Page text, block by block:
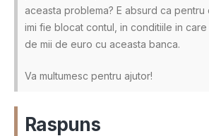
aceasta problema? E absurd ca pentru
imi fie blocat contul, in conditiile in care
de mii de euro cu aceasta banca.
Va multumesc pentru ajutor!
Raspuns